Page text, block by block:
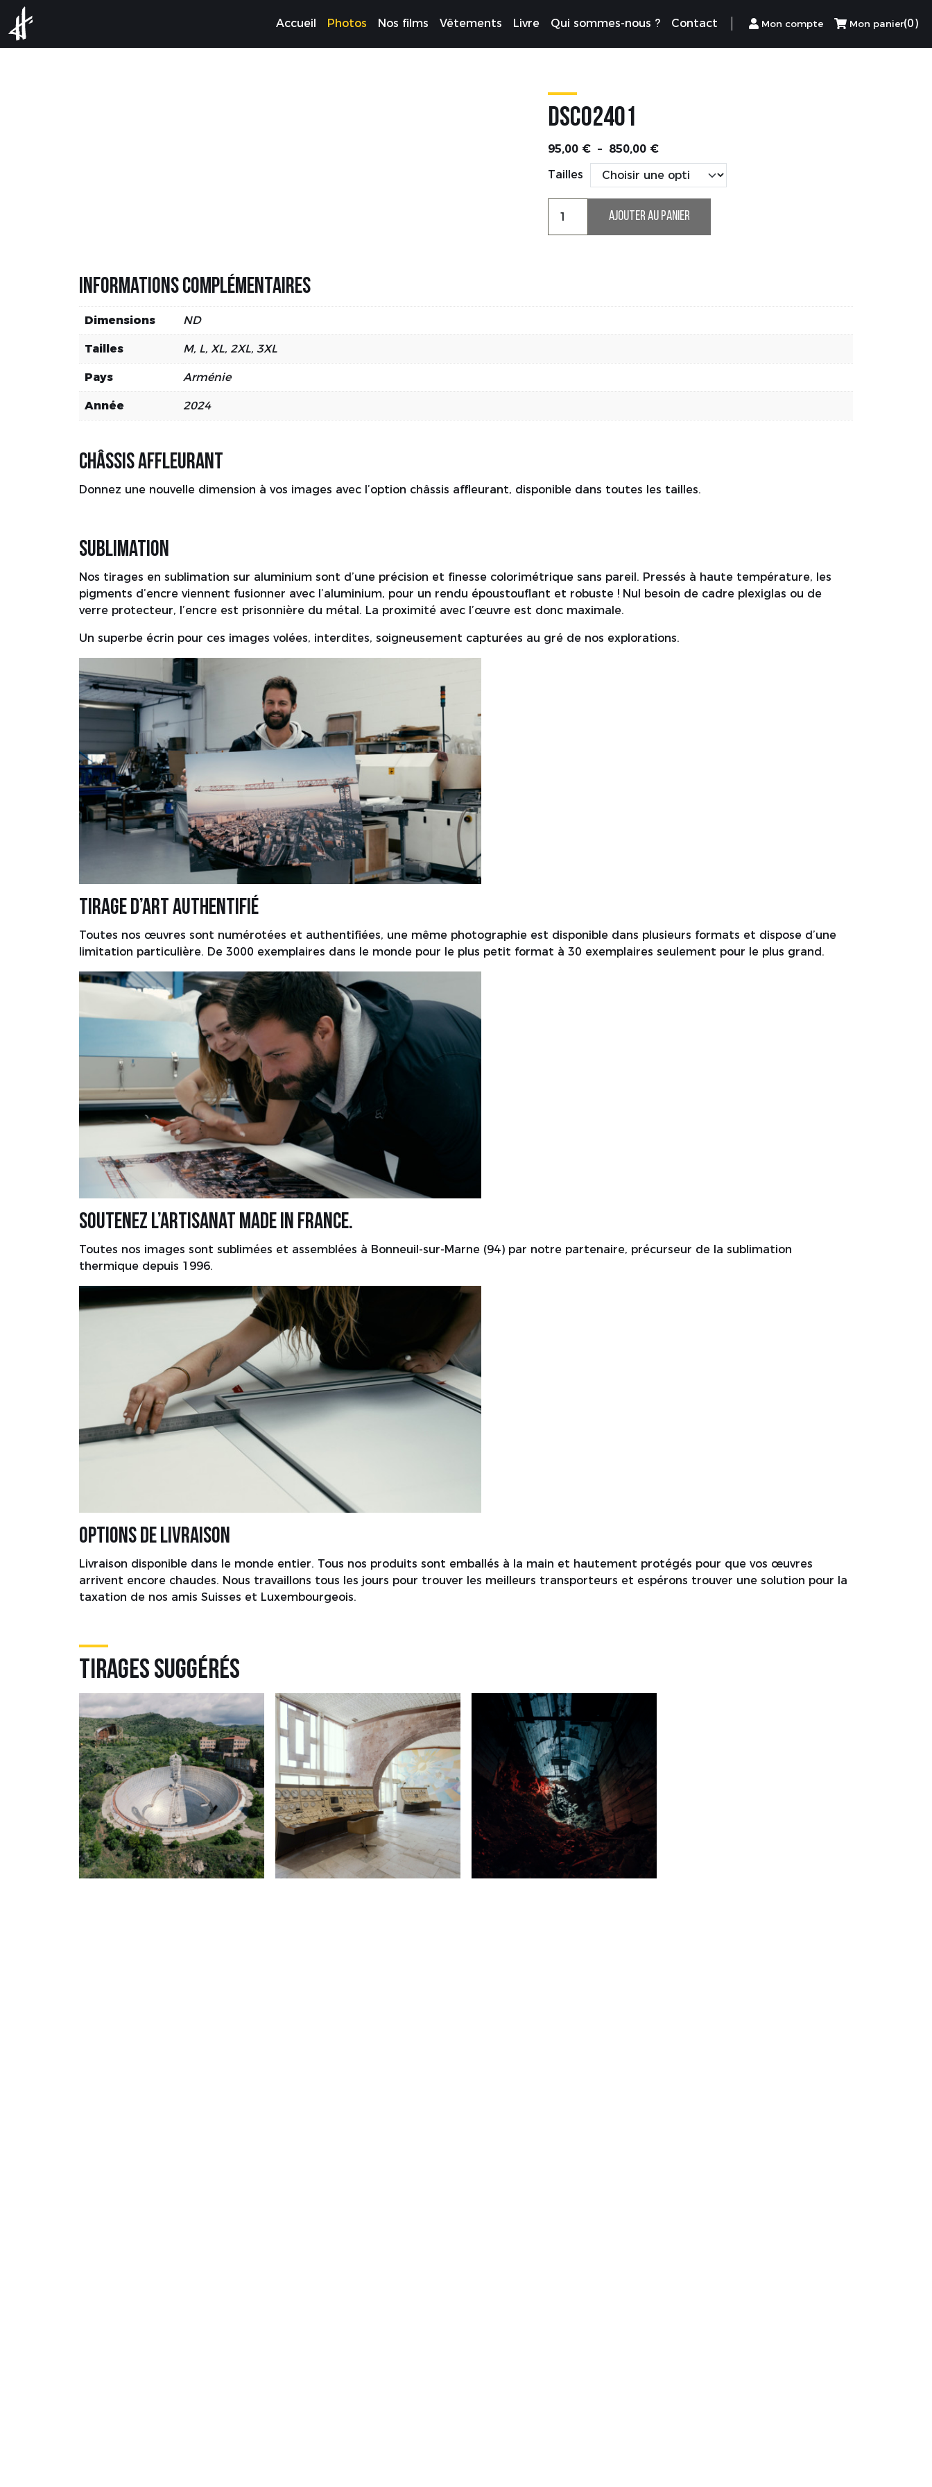
Aller au contenu
Accueil
Photos Nos films Vêtements Livre Qui sommes-nous ? Contact Mon compte Mon panier(0)
DSC02401
95,00 € – 850,00 €Plage
de
prix :
95,00 €
à
Tailles
DSC02401
AJOUTER AU PANIER
Châssis affleurant
Donnez une nouvelle dimension à vos images avec l’option châssis affleurant, disponible dans toutes les tailles.
Sublimation
Nos tirages en sublimation sur aluminium sont d’une précision et finesse colorimétrique sans pareil. Pressés à haute température, les
pigments d’encre viennent fusionner avec l’aluminium, pour un rendu époustouflant et robuste ! Nul besoin de cadre plexiglas ou de
verre protecteur, l’encre est prisonnière du métal. La proximité avec l’œuvre est donc maximale.
Un superbe écrin pour ces images volées, interdites, soigneusement capturées au gré de nos explorations.
Tirage d’Art authentifié
Toutes nos œuvres sont numérotées et authentifiées, une même photographie est disponible dans plusieurs formats et dispose d’une
limitation particulière. De 3000 exemplaires dans le monde pour le plus petit format à 30 exemplaires seulement pour le plus grand.
Soutenez l’artisanat made in France.
Toutes nos images sont sublimées et assemblées à Bonneuil-sur-Marne (94) par notre partenaire, précurseur de la sublimation
thermique depuis 1996.
Options de livraison
Livraison disponible dans le monde entier. Tous nos produits sont emballés à la main et hautement protégés pour que vos œuvres
arrivent encore chaudes. Nous travaillons tous les jours pour trouver les meilleurs transporteurs et espérons trouver une solution pour la
taxation de nos amis Suisses et Luxembourgeois.
Informations complémentaires
Dimensions ND
Tailles M, L, XL, 2XL, 3XL
Pays Arménie
Année 2024
Tirages suggérés
DJI_0513 DSC03065 DSC02416